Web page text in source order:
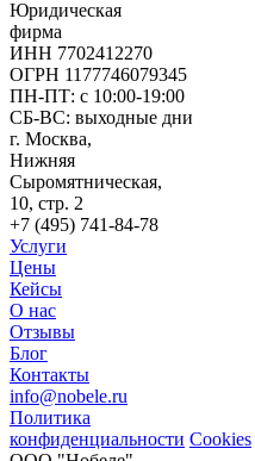
Юридическая
фирма
ИНН 7702412270
ОГРН 1177746079345
ПН-ПТ: с 10:00-19:00
СБ-ВС: выходные дни
г. Москва,
Нижняя
Сыромятническая,
10, стр. 2
+7 (495) 741-84-78
Услуги
Цены
Кейсы
О нас
Отзывы
Блог
Контакты
info@nobele.ru
Политика
конфиденциальности Cookies